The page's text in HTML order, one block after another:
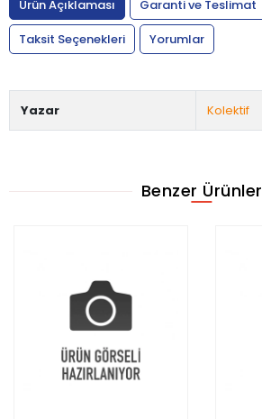
Ürün Açıklaması
Garanti ve Teslimat
Taksit Seçenekleri
Yorumlar
Yazar Kolektif
Benzer Ürünler